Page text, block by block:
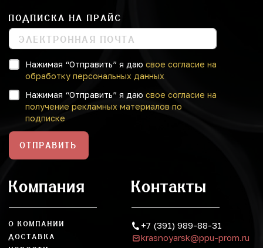
ПОДПИСКА НА ПРАЙС
Нажимая “Отправить” я даю свое согласие на
обработку персональных данных
Нажимая “Отправить” я даю свое согласие на
получение рекламных материалов по
подписке
ОТПРАВИТЬ
Компания
О КОМПАНИИ
ДОСТАВКА
Контакты
+7 (391) 989-88-31
krasnoyarsk@ppu-prom.ru